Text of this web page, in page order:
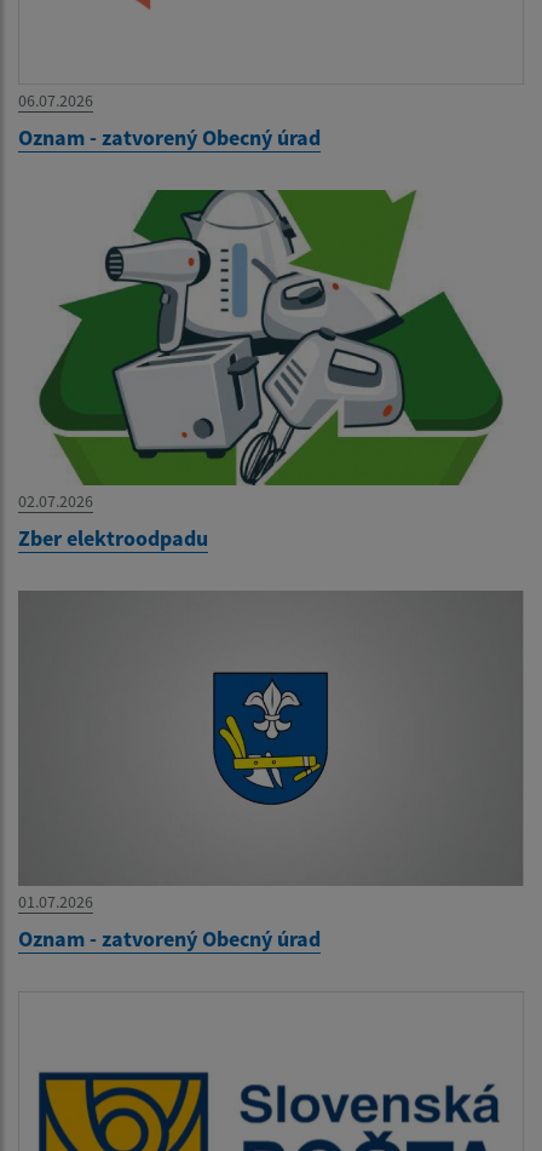
06.07.2026
Oznam - zatvorený Obecný úrad
02.07.2026
Zber elektroodpadu
01.07.2026
Oznam - zatvorený Obecný úrad